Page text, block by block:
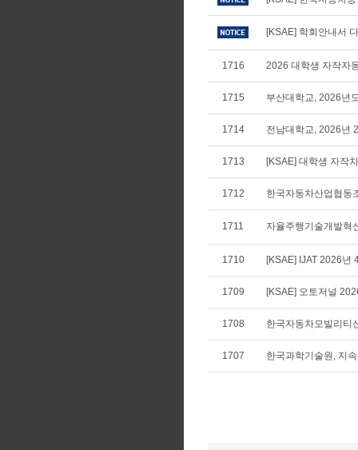
[KSAE] 학회안내서
1716 2026 대학생 자작자
1715 부산대학교, 2026년
1714 전남대학교, 2026년
1713 [KSAE] 대학생 자작
1712 한국자동차산업협동
1711 자율주행기술개발혁
1710 [KSAE] IJAT 2026년
1709 [KSAE] 오토저널
1708 한국자동차모빌리티
1707 한국과학기술원, 지